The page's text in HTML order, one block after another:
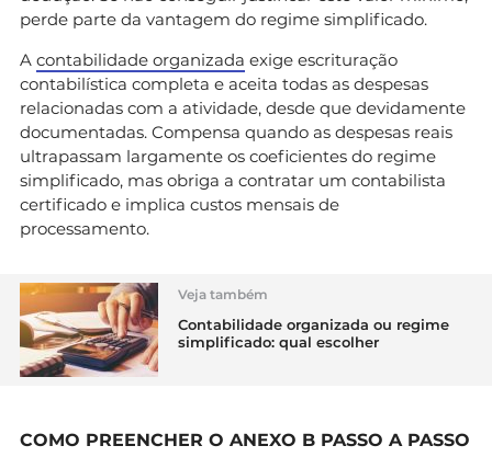
perde parte da vantagem do regime simplificado.
A contabilidade organizada exige escrituração
contabilística completa e aceita todas as despesas
relacionadas com a atividade, desde que devidamente
documentadas. Compensa quando as despesas reais
ultrapassam largamente os coeficientes do regime
simplificado, mas obriga a contratar um contabilista
certificado e implica custos mensais de
processamento.
Veja também
Contabilidade organizada ou regime
simplificado: qual escolher
COMO PREENCHER O ANEXO B PASSO A PASSO